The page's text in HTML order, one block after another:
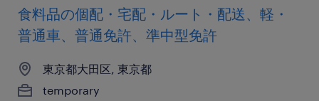
食料品の個配・宅配・ルート・配送、軽・
普通車、普通免許、準中型免許
東京都大田区, 東京都
temporary